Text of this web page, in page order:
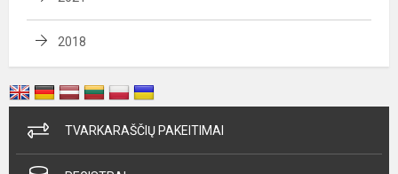
2018
TVARKARAŠČIŲ PAKEITIMAI